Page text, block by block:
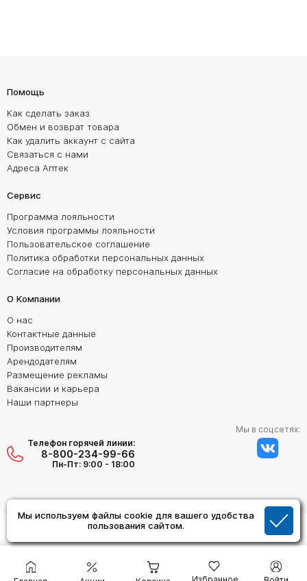
Мы используем файлы cookie для вашего удобства
пользования сайтом.
Помощь
Как сделать заказ
Обмен и возврат товара
Как удалить аккаунт с сайта
Связаться с нами
Адреса Аптек
Сервис
Программа лояльности
Условия программы лояльности
Пользовательское соглашение
Политика обработки персональных данных
Согласие на обработку персональных данных
О Компании
О нас
Контактные данные
Производителям
Арендодателям
Размещение рекламы
Вакансии и карьера
Наши партнеры
Телефон горячей линии:
8-800-234-99-66
Пн-Пт: 9:00 - 18:00
Мы в соцсетях: